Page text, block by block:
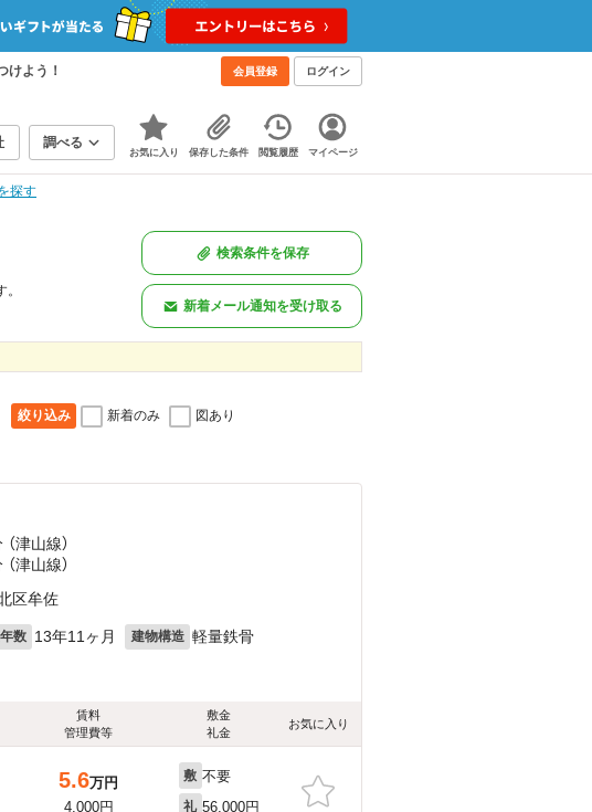
けよう！ 会員登録 ログイン
調べる
お気に入り 保存した条件 閲覧履歴 マイページ
探す
検索条件を保存
新着メール通知を受け取る
絞り込み 新着のみ 図あり
（津山線）
（津山線）
区牟佐
数 13年11ヶ月 建物構造 軽量鉄骨
賃料
管理費等
敷金
礼金
お気に入り
5.6万円
4,000円
敷 不要
礼 56,000円